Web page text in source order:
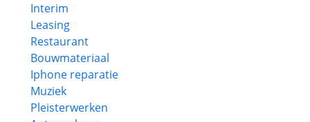
Interim
Leasing
Restaurant
Bouwmateriaal
Iphone reparatie
Muziek
Pleisterwerken